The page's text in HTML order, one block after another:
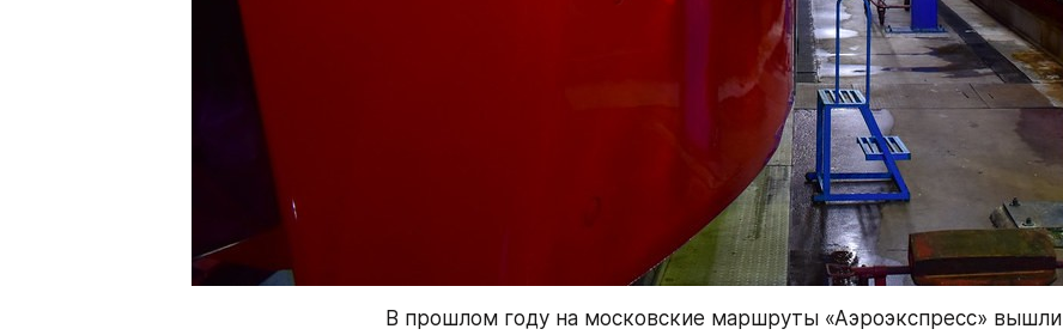
В прошлом году на московские маршруты «Аэроэкспресс» вышли